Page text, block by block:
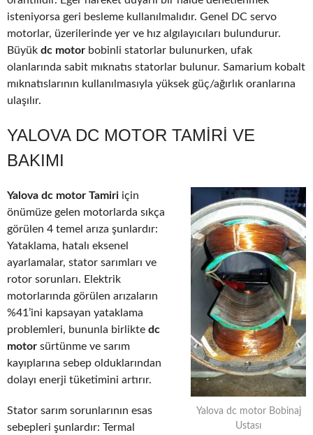
isteniyorsa geri besleme kullanılmalıdır. Genel DC servo
motorlar, üzerilerinde yer ve hız algılayıcıları bulundurur.
Büyük dc motor bobinli statorlar bulunurken, ufak
olanlarında sabit mıknatıs statorlar bulunur. Samarium kobalt
mıknatıslarının kullanılmasıyla yüksek güç/ağırlık oranlarına
ulaşılır.
YALOVA DC MOTOR TAMIRI VE
BAKIMI
Yalova dc motor Bobinaj
Ustası
Yalova dc motor Tamiri için
önümüze gelen motorlarda sıkça
görülen 4 temel arıza şunlardır:
Yataklama, hatalı eksenel
ayarlamalar, stator sarımları ve
rotor sorunları. Elektrik
motorlarında görülen arızaların
%41’ini kapsayan yataklama
problemleri, bununla birlikte dc
motor sürtünme ve sarım
kayıplarına sebep olduklarından
dolayı enerji tüketimini artırır.
Stator sarım sorunlarının esas
sebepleri şunlardır: Termal